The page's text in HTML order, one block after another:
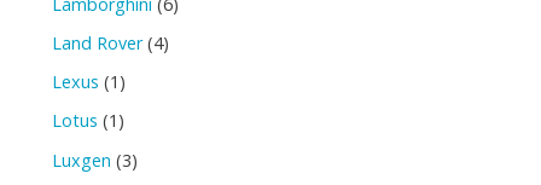
Land Rover(4)
Lexus (1)
Lotus (1)
Luxgen (3)